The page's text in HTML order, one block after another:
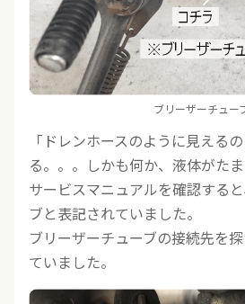
ブリーザーチュー
「ドレンホースのように見える
る。。。しかも何か、液体がたま
サービスマニュアルを確認する
ブと表記されていました。
ブリーザーチューブの接続先を
ていました。